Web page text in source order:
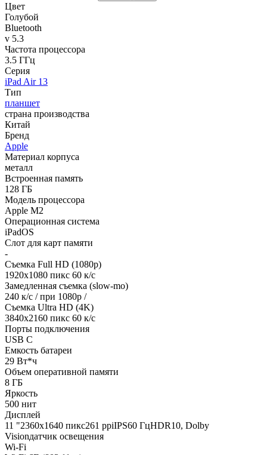
Цвет
Голубой
Bluetooth
v 5.3
Частота процессора
3.5 ГГц
Серия
iPad Air 13
Тип
планшет
страна производства
Китай
Бренд
Apple
Материал корпуса
металл
Встроенная память
128 ГБ
Модель процессора
Apple M2
Операционная система
iPadOS
Слот для карт памяти
-
Съемка Full HD (1080p)
1920х1080 пикс 60 к/с
Замедленная съемка (slow-mo)
240 к/с / при 1080р /
Съемка Ultra HD (4K)
3840х2160 пикс 60 к/с
Порты подключения
USB C
Емкость батареи
29 Вт*ч
Объем оперативной памяти
8 ГБ
Яркость
500 нит
Дисплей
11 "2360х1640 пикс261 ppiIPS60 ГцHDR10, Dolby
Visionдатчик освещения
Wi-Fi